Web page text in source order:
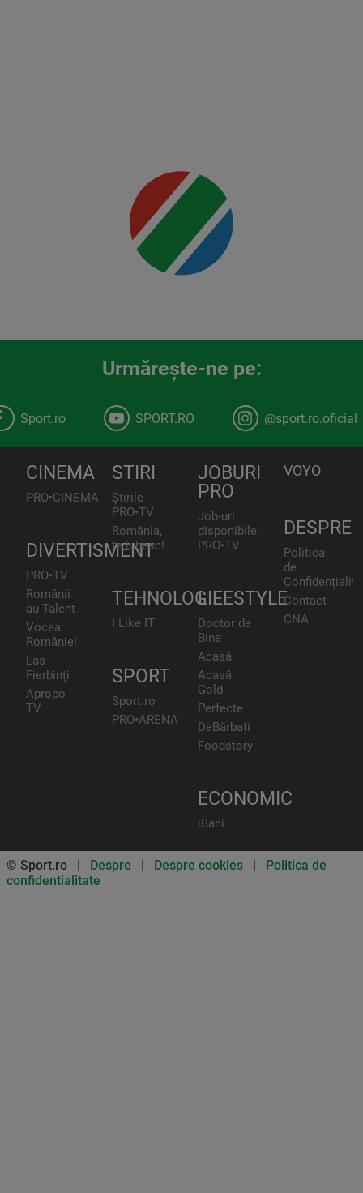
Urmăreşte-ne pe:
Sport.ro SPORT.RO @sport.ro.oficial
CINEMA
PRO•CINEMA
DIVERTISMENT
PRO•TV
Românii
au Talent
Vocea
României
Las
Fierbinți
Apropo
TV
STIRI
Știrile
PRO•TV
România,
te iubesc!
TEHNOLOGIE
I Like IT
SPORT
Sport.ro
PRO•ARENA
JOBURI
PRO
Job-uri
disponibile
PRO•TV
LIFESTYLE
Doctor de
Bine
Acasă
Acasă
Gold
Perfecte
DeBărbați
Foodstory
ECONOMIC
iBani
VOYO
DESPRE
Politica
de
Contact
CNA
© Sport.ro | Despre | Despre cookies | Politica de
confidentialitate